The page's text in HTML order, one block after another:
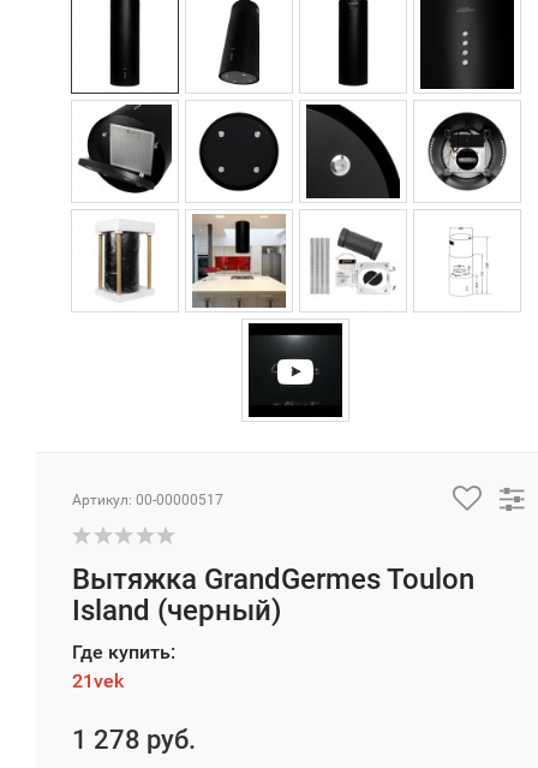
Артикул: 00-00000517
Вытяжка GrandGermes Toulon
Island (черный)
Где купить:
21vek
1 278 руб.